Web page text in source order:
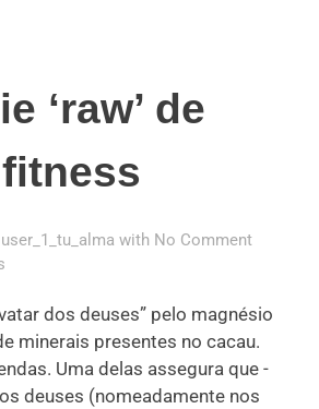
‘raw’ de
user_1_tu_alma with No Comment
dos deuses” pelo magnésio
minerais presentes no cacau.
Uma delas assegura que -
deuses (nomeadamente nos